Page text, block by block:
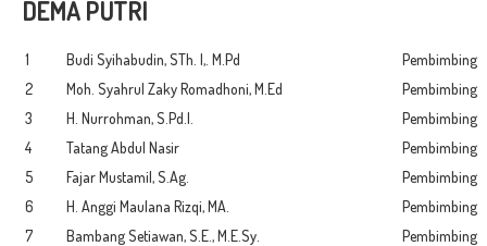
DEMA PUTRI
1 Budi Syihabudin, STh. I,. M.Pd
Pembimbing
2
Moh. Syahrul Zaky Romadhoni, M.Ed
Pembimbing
3
H. Nurrohman, S.Pd.I.
Pembimbing
4
Tatang Abdul Nasir
Pembimbing
5
Fajar Mustamil, S.Ag.
Pembimbing
6
H. Anggi Maulana Rizqi, MA.
Pembimbing
7
Bambang Setiawan, S.E., M.E.Sy.
Pembimbing